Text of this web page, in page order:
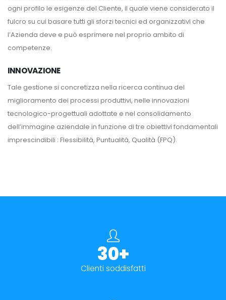
ogni profilo le esigenze del Cliente, il quale viene considerato il
fulcro su cui basare tutti gli sforzi tecnici ed organizzativi che
l’Azienda deve e può esprimere nel proprio ambito di
competenze.
INNOVAZIONE
Tale gestione si concretizza nella ricerca continua del
miglioramento dei processi produttivi, nelle innovazioni
tecnologico-progettuali adottate e nel consolidamento
dell’immagine aziendale in funzione di tre obiettivi fondamentali
imprescindibili : Flessibilità, Puntualità, Qualità (FPQ).
30+
Clienti soddisfatti